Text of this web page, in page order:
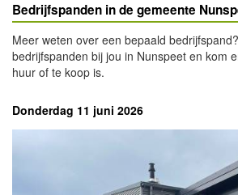
Bedrijfspanden in de gemeente
Meer weten over een bepaald
bedrijfspanden bij jou in Nunspeet en kom
huur of te koop is.
Donderdag 11 juni 2026